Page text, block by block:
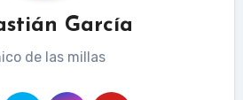
García
de las millas